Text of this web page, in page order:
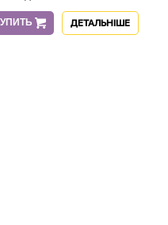
ДЕТАЛЬНІШЕ